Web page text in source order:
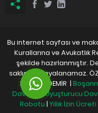
Bu internet sayfası ve
Kurallarına ve Avukatlık
şekilde hazırlanmıştır.
saklıdır. Kopyalanamaz.
Fatih ÖZDEMİR |
Davaları
Uyuşturucu
Robotu | Yıllık İzin